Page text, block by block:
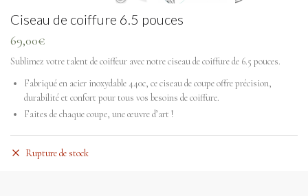
Ciseau de coiffure 6.5 pouces
69,00€
Sublimez votre talent de coiffeur avec notre ciseau de coiffure de 6.5 pouces.
Fabriqué en acier inoxydable 440c, ce ciseau de coupe offre précision,
durabilité et confort pour tous vos besoins de coiffure.
Faites de chaque coupe, une œuvre d’art !
Rupture de stock